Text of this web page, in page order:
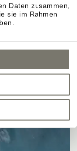
Daten zusammen,
sie im Rahmen